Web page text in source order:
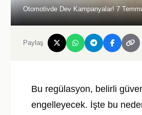
Otomotivde Dev Kampanyalar! 7
Paylaş
Bu regülasyon, belirli
engelleyecek. İşte bu